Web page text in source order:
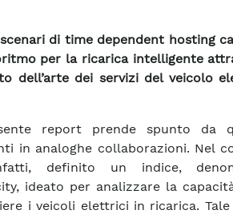
di time dependent hosting
per la ricarica intelligente
dell’arte dei servizi del veicolo
report prende spunto da
in analoghe collaborazioni. Nel
definito un indice,
ideato per analizzare la
i veicoli elettrici in ricarica. Tale